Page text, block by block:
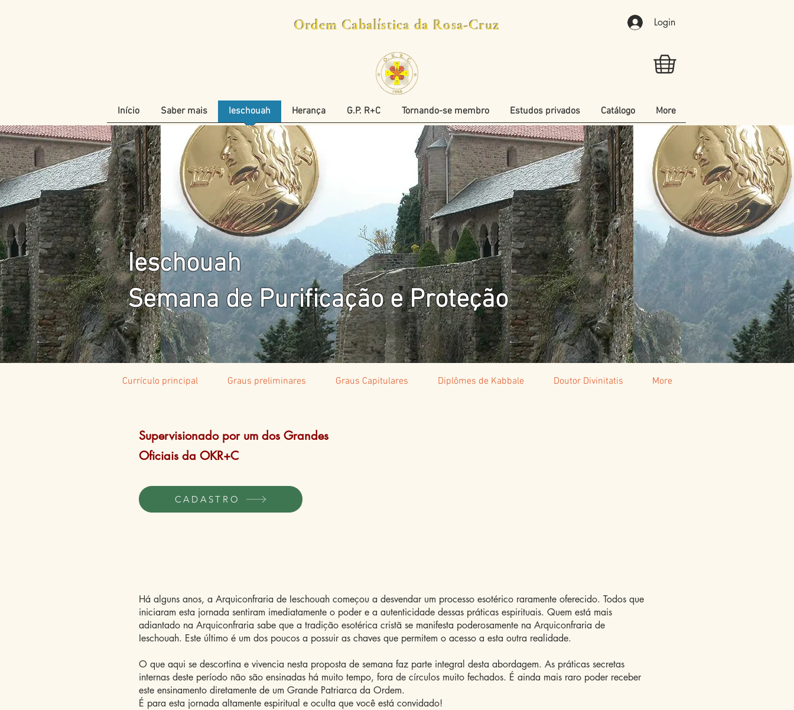
Ordem Cabalística da Rosa-Cruz Login
Início Saber mais Ieschouah Herança G.P. R+C Tornando-se membro Estudos privados Catálogo More
Ieschouah
Semana de Purificação e Proteção
Currículo principal Graus preliminares Graus Capitulares Diplômes de Kabbale Doutor Divinitatis More
Supervisionado por um dos Grandes
Oficiais da OKR+C
CADASTRO
Há alguns anos, a Arquiconfraria de Ieschouah começou a desvendar um processo esotérico raramente oferecido. Todos que
iniciaram esta jornada sentiram imediatamente o poder e a autenticidade dessas práticas espirituais. Quem está mais
adiantado na Arquiconfraria sabe que a tradição esotérica cristã se manifesta poderosamente na Arquiconfraria de
Ieschouah. Este último é um dos poucos a possuir as chaves que permitem o acesso a esta outra realidade.
O que aqui se descortina e vivencia nesta proposta de semana faz parte integral desta abordagem. As práticas secretas
internas deste período não são ensinadas há muito tempo, fora de círculos muito fechados. É ainda mais raro poder receber
este ensinamento diretamente de um Grande Patriarca da Ordem.
É para esta jornada altamente espiritual e oculta que você está convidado!